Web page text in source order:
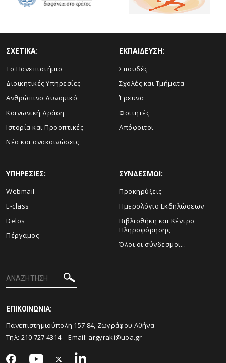
ΣΧΕΤΙΚΑ:
Το Πανεπιστήμιο
Διοικητικές Υπηρεσίες
Ανθρώπινο Δυναμικό
Κοινωνική Δράση
Ιστορία και Προοπτικές
Νέα και ανακοινώσεις
ΕΚΠΑΙΔΕΥΣΗ:
Σπουδές
Σχολές και Τμήματα
Έρευνα
Φοιτητές
Απόφοιτοι
ΥΠΗΡΕΣΙΕΣ:
Webmail
E-class
Delos
Πέργαμος
ΣΥΝΔΕΣΜΟΙ:
Προκηρύξεις
Ημερολόγιο Εκδηλώσεων
Βιβλιοθήκη και Κέντρο
Πληροφόρησης
Όλοι οι σύνδεσμοι...
ΕΠΙΚΟΙΝΩΝΙΑ:
Πανεπιστημιούπολη 157 84, Ζωγράφου Αθήνα
Τηλ: 210 727 4314 - Email: argyraki@uoa.gr